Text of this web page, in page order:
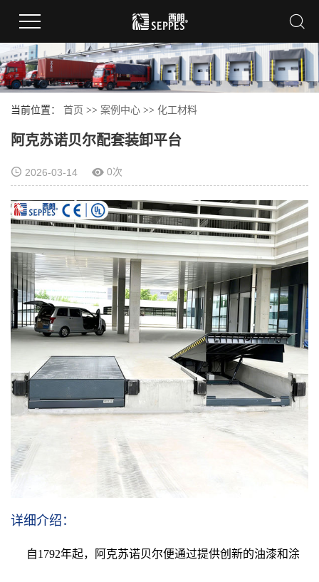
当前位置： 首页 >> 案例中心 >> 化工材料
阿克苏诺贝尔配套装卸平台
2026-03-14 0次
详细介绍：
自1792年起，阿克苏诺贝尔便通过提供创新的油漆和涂